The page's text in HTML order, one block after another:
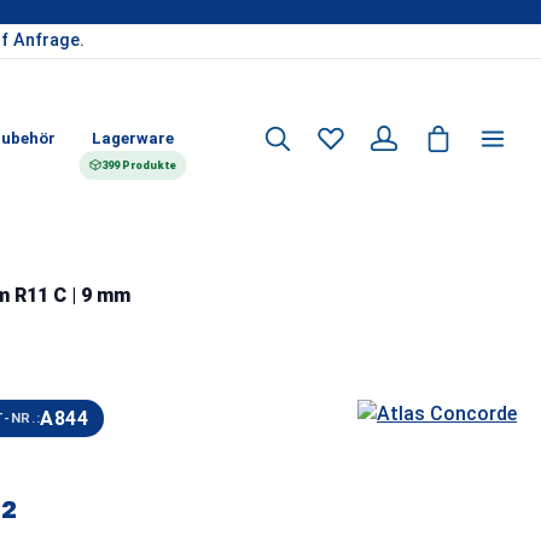
Anfrage.
Lagerware
399 Produkte
R11 C | 9 mm
NR.:A844